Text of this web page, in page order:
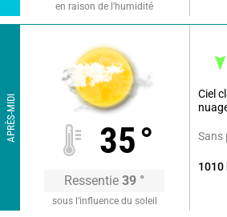
en raison de l'humidité
APRÈS-MIDI 35°
Ressentie 39 °
sous l’influence du soleil
Ciel
Sans
1010